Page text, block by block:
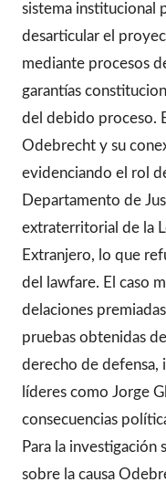
sistema institucional
desarticular el
mediante procesos
garantías
del debido proceso.
Odebrecht y su
evidenciando el rol
Departamento de
extraterritorial de la
Extranjero, lo que
del lawfare. El caso
delaciones
pruebas obtenidas
derecho de defensa,
líderes como Jorge
consecuencias
Para la investigación
sobre la causa